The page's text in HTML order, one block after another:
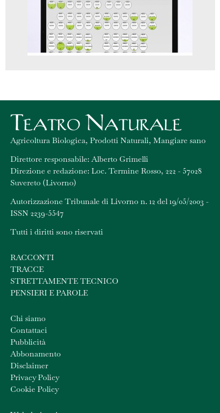
Agricoltura Biologica, Prodotti Naturali, Mangiare sano
Direttore responsabile: Alberto Grimelli
Direzione e redazione: Loc. Termine Rosso, 222 - 57028
Suvereto (Livorno)
Autorizzazione Tribunale di Livorno n. 12 del 19/05/2003 -
ISSN 2239-5547
Tutti i diritti sono riservati
RACCONTI
TRACCE
STRETTAMENTE TECNICO
PENSIERI E PAROLE
Chi siamo
Contattaci
Pubblicità
Abbonamento
Disclaimer
Privacy Policy
Cookie Policy